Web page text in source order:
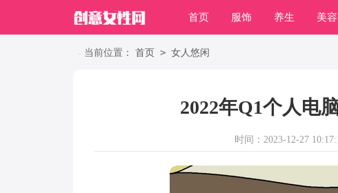
首页 服饰 养生 美容
职场
当前位置： 首页 > 女人悠闲
2022年Q1个人电
时间：2023-12-27